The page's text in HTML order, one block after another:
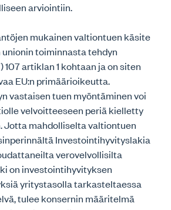
arviointiin.
mukainen valtiontuen käsite
toiminnasta tehdyn
107 artiklan 1 kohtaan ja on siten
EU:n primäärioikeutta.
vastaisen tuen myöntäminen voi
velvoitteeseen periä kielletty
Jotta mahdolliselta valtiontuen
Investointihyvityslakia
verovelvollisilta
on investointihyvityksen
yritystasolla tarkasteltaessa
tulee konsernin määritelmä